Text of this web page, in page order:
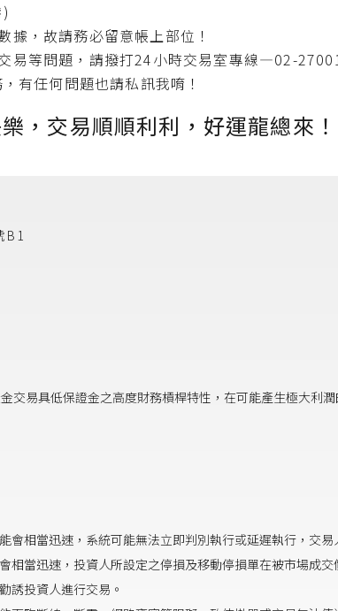
據，故請務必留意帳上部位！
易等問題，請撥打24小時交易室專線—02-
有任何問題也請私訊我唷！
，交易順順利利，好運龍總來！
B1
交易具低保證金之高度財務槓桿特性，在可能產生極大利
會相當迅速，系統可能無法立即判別執行或延遲執行，交易
相當迅速，投資人所設定之停損及移動停損單在被市場成
誘投資人進行交易。